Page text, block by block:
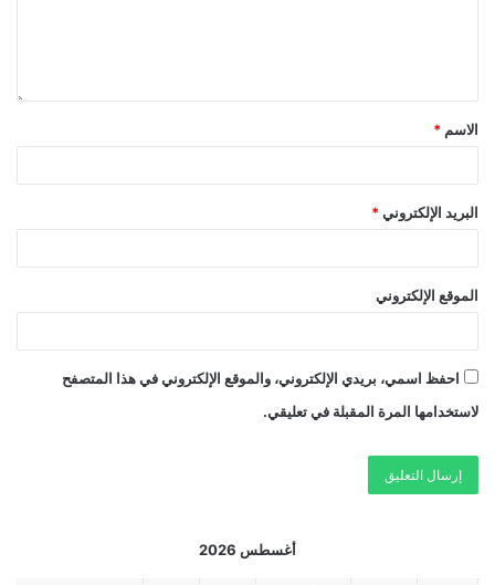
الاسم *
البريد الإلكتروني *
الموقع الإلكتروني
احفظ اسمي، بريدي الإلكتروني، والموقع الإلكتروني في هذا المتصفح
لاستخدامها المرة المقبلة في تعليقي.
أغسطس 2026